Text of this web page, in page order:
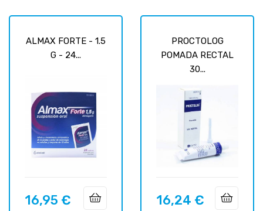
ALMAX FORTE - 1.5
G - 24...
Precio
16,95 €
PROCTOLOG
POMADA RECTAL
30...
Precio
16,24 €